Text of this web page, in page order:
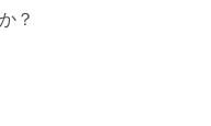
？